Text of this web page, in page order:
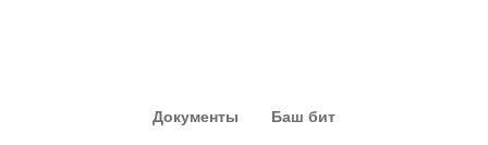
Документы Баш бит